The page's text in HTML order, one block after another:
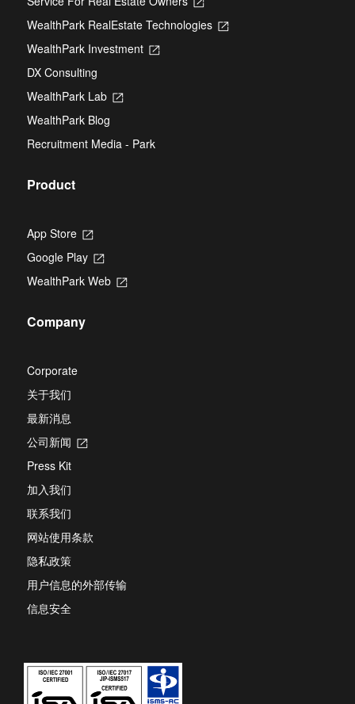
a
WealthPark RealEstate Technologies
Opens
WealthPark Investment
Opens
DX Consulting
WealthPark Lab
Opens
new
tab
WealthPark Blog
Recruitment Media - Park
Product
App Store
Opens
a
new
tab
Google Play
Opens
a
WealthPark Web
Opens
Company
Corporate
关于我们
最新消息
公司新闻
Opens
Press Kit
加入我们
联系我们
网站使用条款
隐私政策
用户信息的外部传输
信息安全